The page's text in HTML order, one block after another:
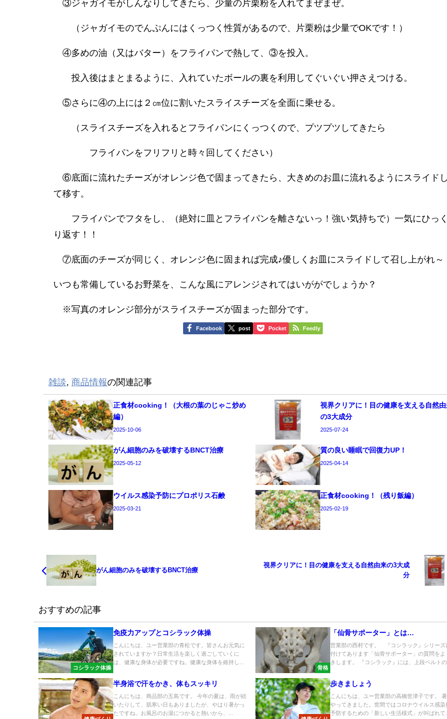
③ジャガイモがしんなりしてきたら、少量の片栗粉を入れてまぜまぜ。
（ジャガイモのでんぷんにはくっつく性質があるので、片栗粉は少量でOKです！）
④多めの油（又はバター）をフライパンで熱して、③を投入。
投入後はまとまるように、入れていたボールの裏を利用してぐいぐい押さえつける。
⑤さらに④の上には２㎝位に割いたスライスチーズを全面に乗せる。
（スライスチーズを入れるとフライパンにくっつくので、プツプツしてきたら
フライパンをフリフリと時々回してください）
⑥底面に流れたチーズがオレンジ色で固まってきたら、大きめのお皿に流れるようにスライド
て移す。
フライパンでフタをし、（絶対に皿とフライパンを離さないっ！強い気持ちで）一気にひっ
り返す！！
⑦底面のチーズが同じく、オレンジ色に固まれば完成♪優しくお皿にスライドして召し上がれ～
いつも常備しているお野菜を、こんな風にアレンジされてはいががでしょうか？
※写真のオレンジ部分がスライスチーズが固まった部分です。
Facebook post Pocket Feedly
雑談,商品情報の関連記事
正食材cooking！（大根の葉のじゃこ炒め
編）
2025-10-06
視界クリアに！目の健康を支える自然
の3大成分
2025-07-24
がん細胞のみを破壊するBNCT治療
2025-05-12
質の良い睡眠で回復力UP！
2025-04-14
ウイルス感染予防にプロポリス石鹸
2025-03-21
正食材cooking！（残り飯編）
2025-02-19
がん細胞のみを破壊するBNCT治療
視界クリアに！目の健康を支える自然由来の3大成
分
おすすめの記事
コシラック体操
免疫力アップとコシラック体操
こんにちは、ユー営業部の青松です。皆さんお元気に
されていますか？日常生活を楽しく過ごしていくに
は、健康な身体が必要ですね。健康な身体を維持し...
骨格
「仙骨サポーター」とは…
営業部の西村です。 『コシラック』シリーズ
付けてあります「仙骨サポーター」の質問をよ
きします。 『コシラック』には、上段ベルト
半身浴で汗をかき、体もスッキリ
こんにちは、商品部の五島です。 今年の夏は、雨が続
いたりして、肌寒い日もありましたが、やはり暑かっ
たですね。お風呂のお湯につかると熱いから、...
歩きましょう
こんにちは、ユー営業部の高橋世津子です。
やってきました。世間ではコロナウイルス感染
予防するための「新しい生活様式」が叫ばれて